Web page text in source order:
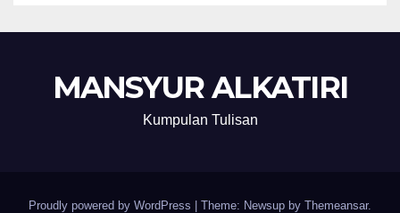
MANSYUR ALKATIRI
Kumpulan Tulisan
Proudly powered by WordPress | Theme: Newsup by Themeansar.